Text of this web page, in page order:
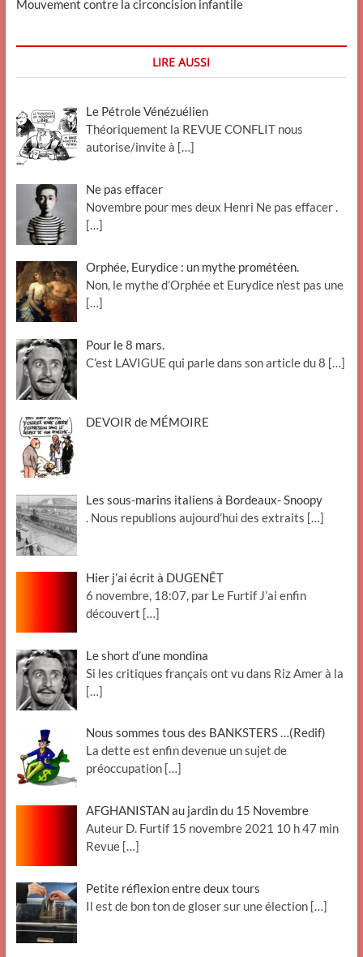
Mouvement contre la circoncision infantile
LIRE AUSSI
Le Pétrole Vénézuélien
Théoriquement la REVUE CONFLIT nous
autorise/invite à […]
Ne pas effacer
Novembre pour mes deux Henri Ne pas effacer .
[…]
Orphée, Eurydice : un mythe prométéen.
Non, le mythe d’Orphée et Eurydice n’est pas une
[…]
Pour le 8 mars.
C’est LAVIGUE qui parle dans son article du 8 […]
DEVOIR de MÉMOIRE
Les sous-marins italiens à Bordeaux- Snoopy
. Nous republions aujourd’hui des extraits […]
Hier j’ai écrit à DUGENÊT
6 novembre, 18:07, par Le Furtif J’ai enfin
découvert […]
Le short d’une mondina
Si les critiques français ont vu dans Riz Amer à la
[…]
Nous sommes tous des BANKSTERS …(Redif)
La dette est enfin devenue un sujet de
préoccupation […]
AFGHANISTAN au jardin du 15 Novembre
Auteur D. Furtif 15 novembre 2021 10 h 47 min
Revue […]
Petite réflexion entre deux tours
Il est de bon ton de gloser sur une élection […]